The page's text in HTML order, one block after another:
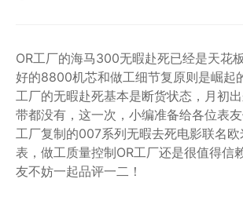
OR工厂的海马300无暇赴死已经是天花
好的8800机芯和做工细节复原则是崛起
工厂的无暇赴死基本是断货状态，月初
带都没有，这一次，小编准备给各位表
工厂复制的007系列无暇去死电影联名
表，做工质量控制OR工厂还是很值得信
友不妨一起品评一二！